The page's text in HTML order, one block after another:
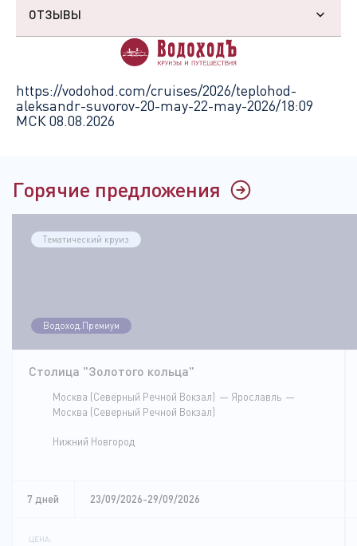
ОТЗЫВЫ
https://vodohod.com/cruises/2026/teplohod-
aleksandr-suvorov-20-may-22-may-2026/18:09
МСК 08.08.2026
Горячие предложения
Тематический круиз
Водоход.Премиум
Столица "Золотого кольца"
Москва (Северный Речной Вокзал)
Ярославль
Москва (Северный Речной Вокзал)
Нижний Новгород
7 дней 23/09/2026-29/09/2026
ЦЕНА: